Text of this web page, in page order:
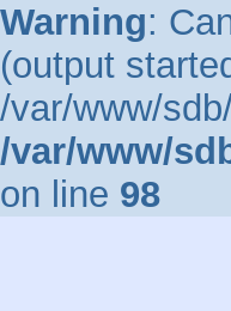
Warning:
(output
/var/www/
/var/www/
on line 98